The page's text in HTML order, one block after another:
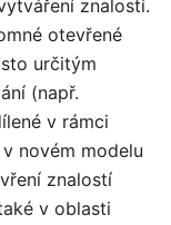
znalostí.
otevřené
určitým
(např.
v rámci
novém modelu
znalostí
v oblasti